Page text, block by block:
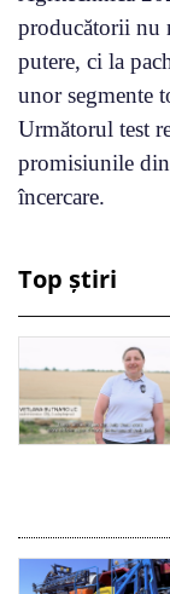
producătorii nu
putere, ci la
unor segmente
Următorul test
promisiunile
încercare.
Top știri